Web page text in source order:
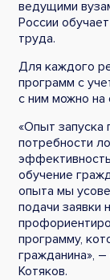
ведущими
России
труда.
Для каждого
программ с
с ним можно на
«Опыт запуска
потребности
обучение
опыта мы
подачи заявки
программу,
гражданина»,
Котяков.